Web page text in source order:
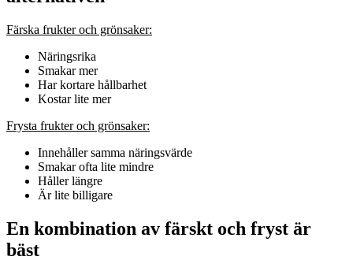
Färska frukter och grönsaker:
Näringsrika
Smakar mer
Har kortare hållbarhet
Kostar lite mer
Frysta frukter och grönsaker:
Innehåller samma näringsvärde
Smakar ofta lite mindre
Håller längre
Är lite billigare
En kombination av färskt och fryst är
bäst